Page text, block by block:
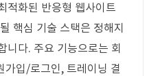
적화된 반응형 웹사이트
핵심 기술 스택은 정해지
니다. 주요 기능으로는 회
가입/로그인, 트레이닝 결